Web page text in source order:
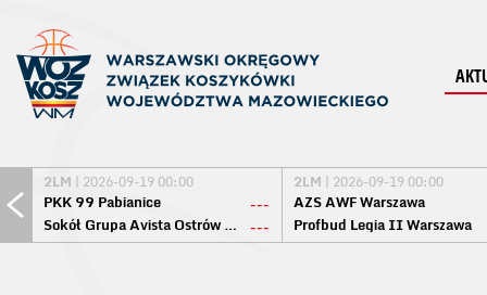
2LM | 2026-09-19 00:00
PKK 99 Pabianice
---
Sokół Grupa Avista Ostrów Maz. ---
2LM | 2026-09-19 00:00
AZS AWF Warszawa
Profbud Legia II Warszawa